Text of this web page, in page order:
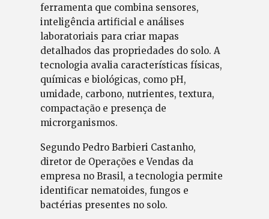
ferramenta que combina sensores,
inteligência artificial e análises
laboratoriais para criar mapas
detalhados das propriedades do solo. A
tecnologia avalia características físicas,
químicas e biológicas, como pH,
umidade, carbono, nutrientes, textura,
compactação e presença de
microrganismos.
Segundo Pedro Barbieri Castanho,
diretor de Operações e Vendas da
empresa no Brasil, a tecnologia permite
identificar nematoides, fungos e
bactérias presentes no solo.